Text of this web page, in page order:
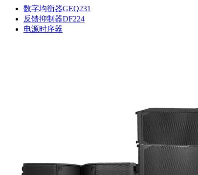
数字均衡器GEQ231
反馈抑制器DF224
电源时序器